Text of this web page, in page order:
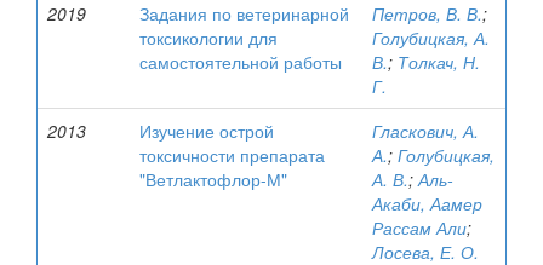
2019
Задания по ветеринарной
токсикологии для
самостоятельной работы
Петров, В. В.;
Голубицкая, А.
В.; Толкач, Н.
Г.
2013
Изучение острой
токсичности препарата
"Ветлактофлор-М"
Гласкович, А.
А.; Голубицкая,
А. В.;Аль-
Акаби, Аамер
Рассам Али;
Лосева, Е. О.